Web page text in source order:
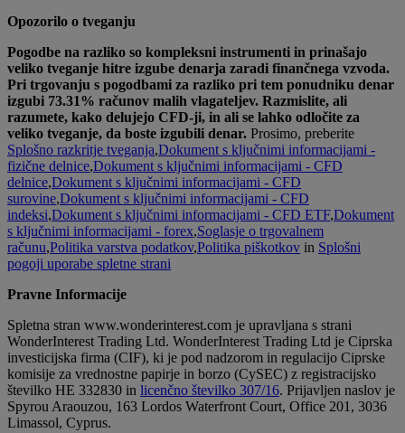
Opozorilo o tveganju
Pogodbe na razliko so kompleksni instrumenti in prinašajo
veliko tveganje hitre izgube denarja zaradi finančnega vzvoda.
Pri trgovanju s pogodbami za razliko pri tem ponudniku denar
izgubi 73.31% računov malih vlagateljev. Razmislite, ali
razumete, kako delujejo CFD-ji, in ali se lahko odločite za
veliko tveganje, da boste izgubili denar. Prosimo, preberite
Splošno razkritje tveganja,Dokument s ključnimi informacijami -
fizične delnice,Dokument s ključnimi informacijami - CFD
delnice,Dokument s ključnimi informacijami - CFD
surovine,Dokument s ključnimi informacijami - CFD
indeksi,Dokument s ključnimi informacijami - CFD ETF,Dokument
s ključnimi informacijami - forex,Soglasje o trgovalnem
računu,Politika varstva podatkov,Politika piškotkov in Splošni
pogoji uporabe spletne strani
Pravne Informacije
Spletna stran www.wonderinterest.com je upravljana s strani
WonderInterest Trading Ltd. WonderInterest Trading Ltd je Ciprska
investicijska firma (CIF), ki je pod nadzorom in regulacijo Ciprske
komisije za vrednostne papirje in borzo (CySEC) z registracijsko
številko HE 332830 in licenčno številko 307/16. Prijavljen naslov je
Spyrou Araouzou, 163 Lordos Waterfront Court, Office 201, 3036
Limassol, Cyprus.